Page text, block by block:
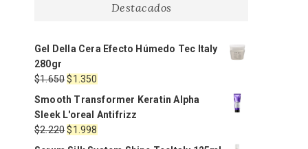
Destacados
Gel Della Cera Efecto Húmedo Tec Italy
280gr
$1.650El
precio
original
era:
$1.650.
$1.350
precio
actual
es:
$1.350.
Smooth Transformer Keratin Alpha
Sleek L'oreal Antifrizz
$2.220El
precio
$1.998